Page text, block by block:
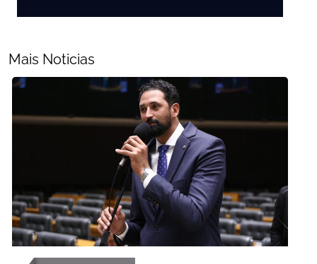
Mais Noticias